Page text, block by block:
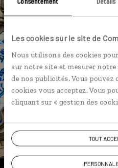
Les cookies sur le site de
Nous utilisons des cookies
sur notre site et mesurer notre
de nos publicités. Vous
cookies vous acceptez. Vous
cliquant sur « gestion des
TOUT
Cabo Girao - Madère
Jardin botanique de
Laurisilva -
Paz,
Suivez vos envies et
spécialistes